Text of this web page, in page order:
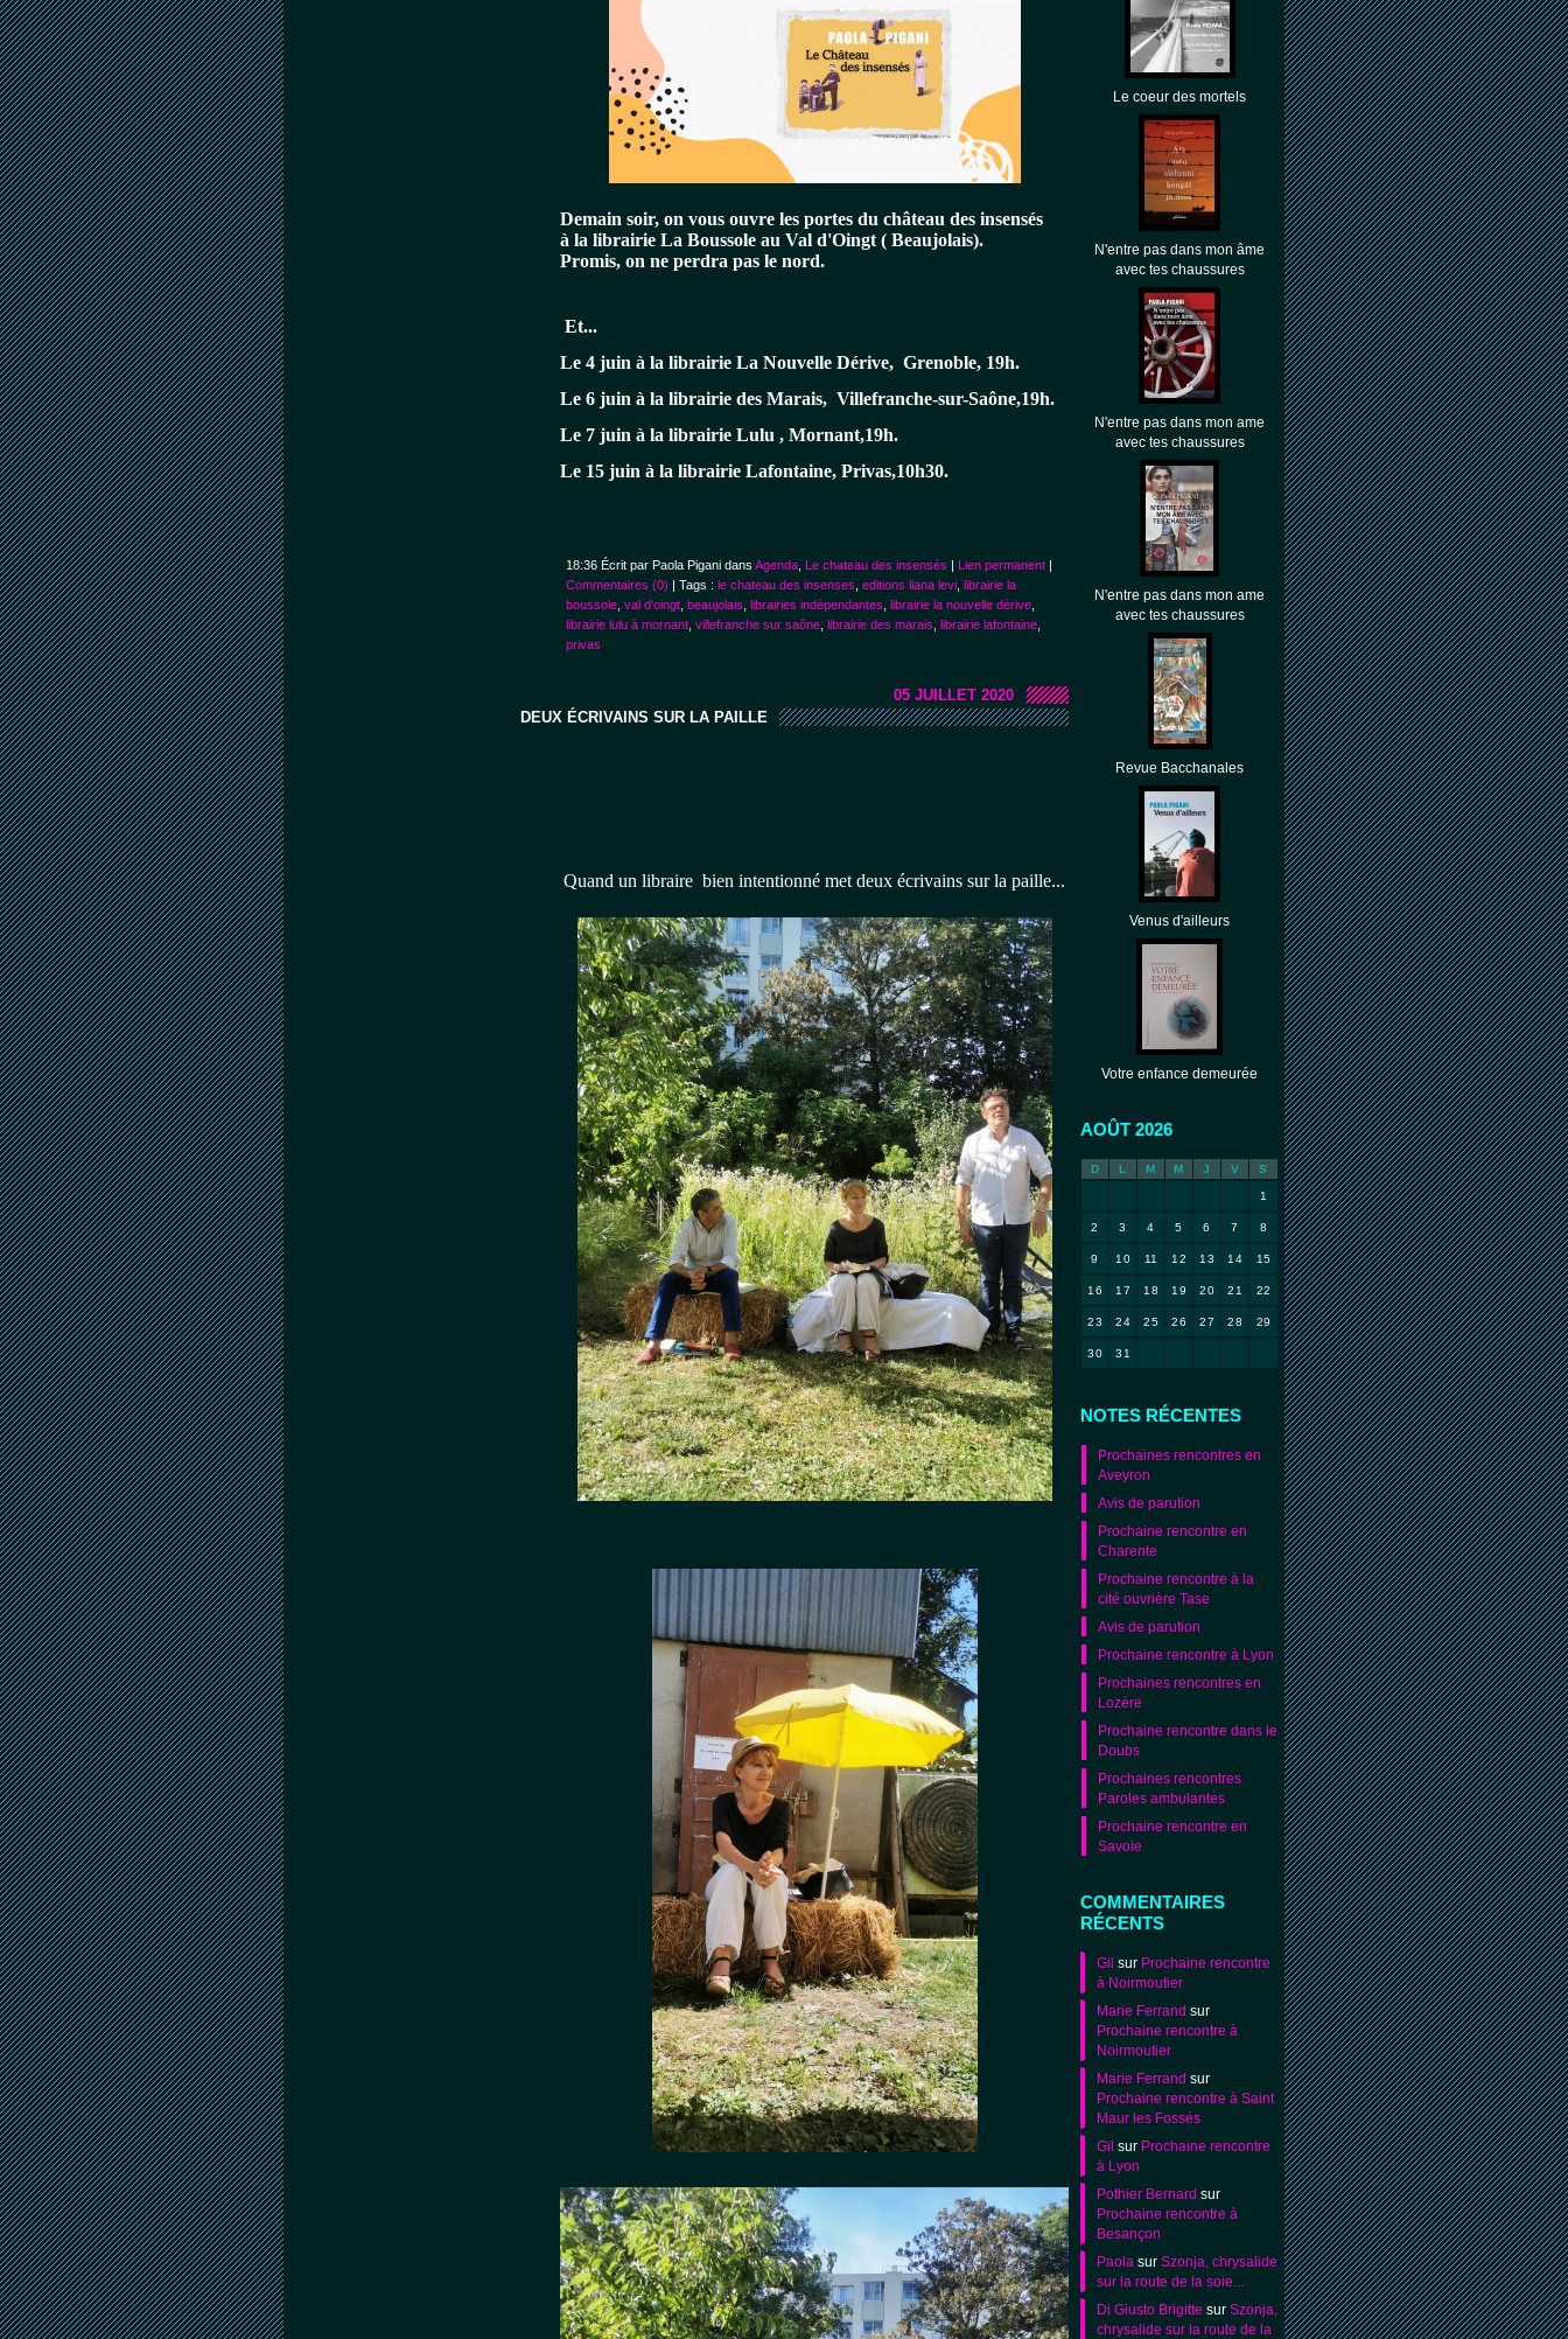
Le coeur des mortels
N'entre pas dans mon âme
avec tes chaussures
N'entre pas dans mon ame
avec tes chaussures
N'entre pas dans mon ame
avec tes chaussures
Revue Bacchanales
Venus d'ailleurs
Votre enfance demeurée
AOÛT 2026
D L M M J V S
1
2 3 4 5 6 7 8
9 10 11 12 13 14 15
16 17 18 19 20 21 22
23 24 25 26 27 28 29
30 31
NOTES RÉCENTES
Prochaines rencontres en
Aveyron
Avis de parution
Prochaine rencontre en
Charente
Prochaine rencontre à la
cité ouvrière Tase
Avis de parution
Prochaine rencontre à Lyon
Prochaines rencontres en
Lozère
Prochaine rencontre dans le
Doubs
Prochaines rencontres
Paroles ambulantes
Prochaine rencontre en
Savoie
COMMENTAIRES
RÉCENTS
Gil sur Prochaine rencontre
à Noirmoutier
Marie Ferrand sur
Prochaine rencontre à
Noirmoutier
Marie Ferrand sur
Prochaine rencontre à Saint
Maur les Fossés
Gil sur Prochaine rencontre
à Lyon
Pothier Bernard sur
Prochaine rencontre à
Besançon
Paola sur Szonja, chrysalide
sur la route de la soie...
Di Giusto Brigitte sur Szonja,
chrysalide sur la route de la
Demain soir, on vous ouvre les portes du château des insensés
à la librairie La Boussole au Val d'Oingt ( Beaujolais).
Promis, on ne perdra pas le nord.
Et...
Le 4 juin à la librairie La Nouvelle Dérive, Grenoble, 19h.
Le 6 juin à la librairie des Marais, Villefranche-sur-Saône,19h.
Le 7 juin à la librairie Lulu , Mornant,19h.
Le 15 juin à la librairie Lafontaine, Privas,10h30.
18:36 Écrit par Paola Pigani dans Agenda Le chateau des insensés | Lien permanent |
Commentaires (0) | Tags : le chateau des insenses editions liana levi librairie la
boussole val d'oingt beaujolais librairies indépendantes librairie la nouvelle dérive
librairie lulu à mornant villefranche sur saône librairie des marais librairie lafontaine
privas
05 JUILLET 2020
DEUX ÉCRIVAINS SUR LA PAILLE
Quand un libraire bien intentionné met deux écrivains sur la paille...